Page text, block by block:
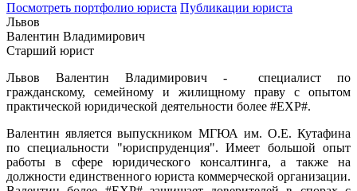
Посмотреть портфолио юриста Публикации юриста
Львов
Валентин Владимирович
Старший юрист
Львов Валентин Владимирович - специалист по
гражданскому, семейному и жилищному праву с опытом
практической юридической деятельности более #EXP#.
Валентин является выпускником МГЮА им. О.Е. Кутафина
по специальности "юриспруденция". Имеет большой опыт
работы в сфере юридического консалтинга, а также на
должности единственного юриста коммерческой организации.